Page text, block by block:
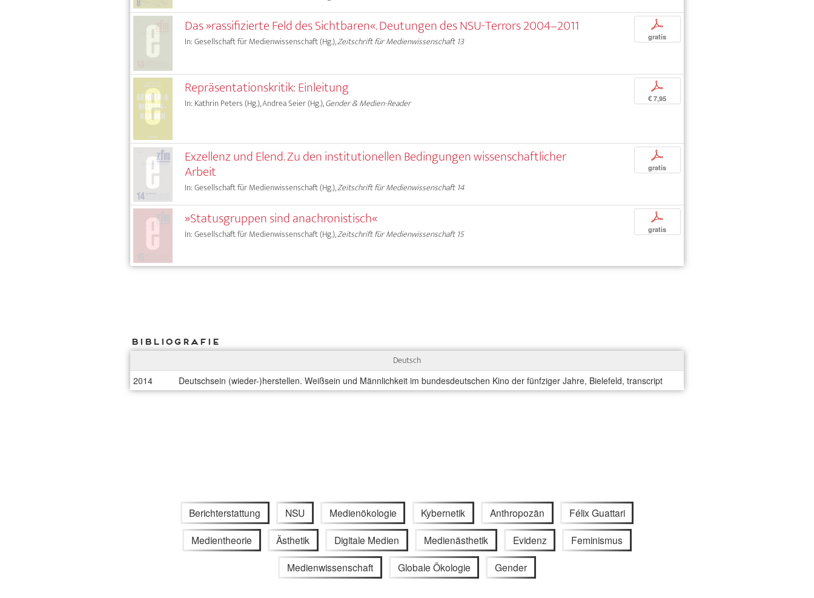
Das »rassifizierte Feld des Sichtbaren«. Deutungen des NSU-Terrors 2004–2011
In: Gesellschaft für Medienwissenschaft (Hg.),Zeitschrift für Medienwissenschaft 13
p
gratis
Repräsentationskritik: Einleitung
In: Kathrin Peters (Hg.), Andrea Seier (Hg.),Gender & Medien-Reader
p
€ 7,95
Exzellenz und Elend. Zu den institutionellen Bedingungen wissenschaftlicher
Arbeit
In: Gesellschaft für Medienwissenschaft (Hg.),Zeitschrift für Medienwissenschaft 14
p
gratis
»Statusgruppen sind anachronistisch«
In: Gesellschaft für Medienwissenschaft (Hg.),Zeitschrift für Medienwissenschaft 15
p
gratis
Bibliografie
Deutsch
2014 Deutschsein (wieder-)herstellen. Weißsein und Männlichkeit im bundesdeutschen Kino der fünfziger Jahre, Bielefeld, transcript
Berichterstattung NSU Medienökologie Kybernetik Anthropozän Félix Guattari
Medientheorie Ästhetik Digitale Medien Medienästhetik Evidenz Feminismus
Medienwissenschaft Globale Ökologie Gender